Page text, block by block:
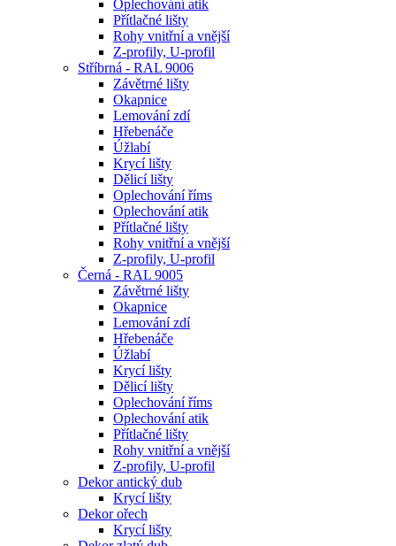
Oplechování atik
Přítlačné lišty
Rohy vnitřní a vnější
Z-profily, U-profil
Stříbrná - RAL 9006
Závětrné lišty
Okapnice
Lemování zdí
Hřebenáče
Úžlabí
Krycí lišty
Dělicí lišty
Oplechování říms
Oplechování atik
Přítlačné lišty
Rohy vnitřní a vnější
Z-profily, U-profil
Černá - RAL 9005
Závětrné lišty
Okapnice
Lemování zdí
Hřebenáče
Úžlabí
Krycí lišty
Dělicí lišty
Oplechování říms
Oplechování atik
Přítlačné lišty
Rohy vnitřní a vnější
Z-profily, U-profil
Dekor antický dub
Krycí lišty
Dekor ořech
Krycí lišty